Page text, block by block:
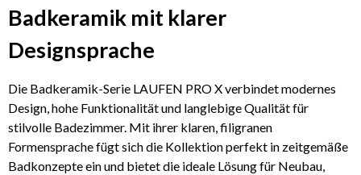
Badkeramik mit klarer
Designsprache
Die Badkeramik-Serie LAUFEN PRO X verbindet modernes
Design, hohe Funktionalität und langlebige Qualität für
stilvolle Badezimmer. Mit ihrer klaren, filigranen
Formensprache fügt sich die Kollektion perfekt in zeitgemäße
Badkonzepte ein und bietet die ideale Lösung für Neubau,